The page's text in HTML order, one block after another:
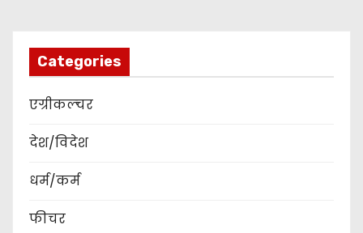
Categories
एग्रीकल्चर
देश/विदेश
धर्म/कर्म
फीचर